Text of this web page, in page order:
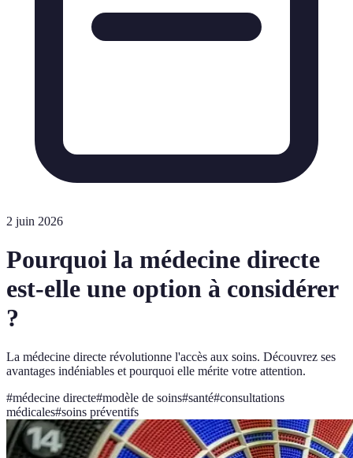
2 juin 2026
Pourquoi la médecine directe
est-elle une option à considérer
?
La médecine directe révolutionne l'accès aux soins. Découvrez ses
avantages indéniables et pourquoi elle mérite votre attention.
#médecine directe#modèle de soins#santé#consultations
médicales#soins préventifs